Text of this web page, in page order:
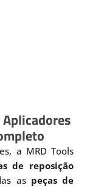
Aplicadores
a MRD Tools
de reposição
as peças de